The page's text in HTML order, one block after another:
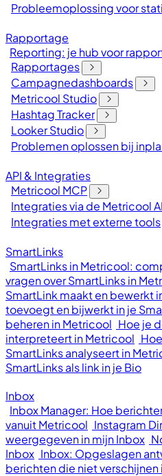
Probleemoplossing voor
Rapportage
Reporting: je hub voor
Rapportages
Campagnedashboards
Metricool Studio
Hashtag Tracker
Looker Studio
Problemen oplossen bij
API & Integraties
Metricool MCP
Integraties via de Metricool
Integraties met externe tools
SmartLinks
SmartLinks in Metricool:
vragen over SmartLinks in
SmartLink maakt en bewerkt
toevoegt en bijwerkt in je
beheren in Metricool Hoe je
interpreteert in Metricool
SmartLinks analyseert in
SmartLinks als link in je Bio
Inbox
Inbox Manager: Hoe
vanuit Metricool Instagram
weergegeven in mijn Inbox
Inbox Inbox: Opgeslagen
berichten die niet verschijnen